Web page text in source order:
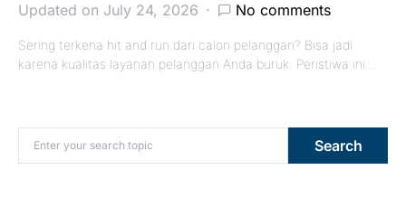
Updated on July 24, 2026
No comments
Sering terkena hit and run dari calon pelanggan? Bisa jadi
karena kualitas layanan pelanggan Anda buruk. Peristiwa ini…
Search for: Search